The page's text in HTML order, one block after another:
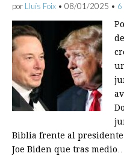
por Lluís Foix • 08/01/2025 • 6
Biblia frente al presidente
Joe Biden que tras medio…